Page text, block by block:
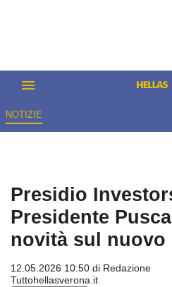
NOTIZIE
Presidio
Presidente
novità sul nuovo
12.05.2026 10:50 di Redazione
Tuttohellasverona.it